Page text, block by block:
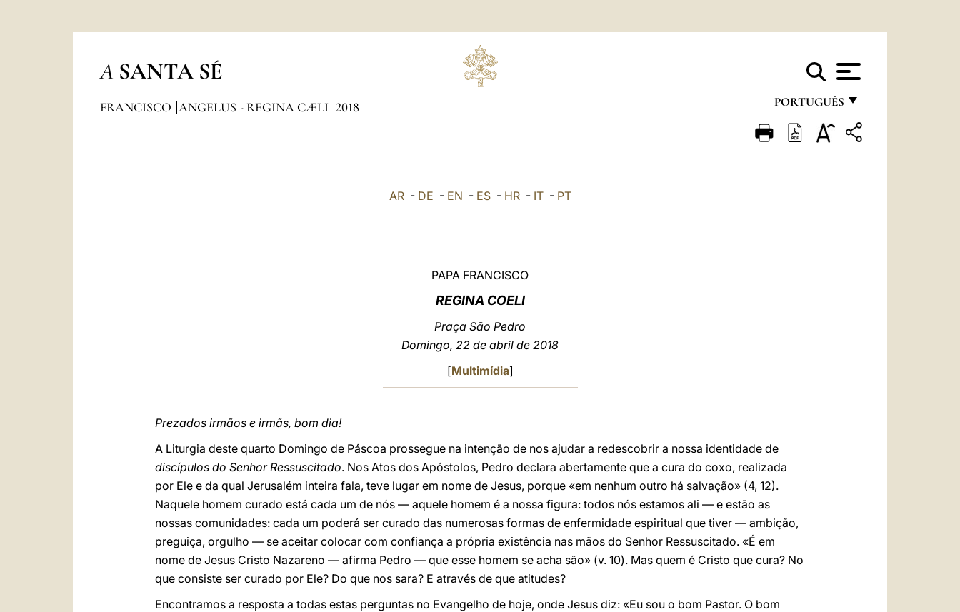
A SANTA SÉ
PORTUGUÊS
FRANÇAIS
FRANCISCO ANGELUS - REGINA CÆLI 2018
AR- DE - EN - ES- HR- IT- PT
PAPA FRANCISCO
REGINA COELI
Praça São Pedro
Domingo, 22 de abril de 2018
[Multimídia]
Prezados irmãos e irmãs, bom dia!
A Liturgia deste quarto Domingo de Páscoa prossegue na intenção de nos ajudar a redescobrir a nossa identidade de
discípulos do Senhor Ressuscitado. Nos Atos dos Apóstolos, Pedro declara abertamente que a cura do coxo, realizada
por Ele e da qual Jerusalém inteira fala, teve lugar em nome de Jesus, porque «em nenhum outro há salvação» (4, 12).
Naquele homem curado está cada um de nós — aquele homem é a nossa figura: todos nós estamos ali — e estão as
nossas comunidades: cada um poderá ser curado das numerosas formas de enfermidade espiritual que tiver — ambição,
preguiça, orgulho — se aceitar colocar com confiança a própria existência nas mãos do Senhor Ressuscitado. «É em
nome de Jesus Cristo Nazareno — afirma Pedro — que esse homem se acha são» (v. 10). Mas quem é Cristo que cura? No
que consiste ser curado por Ele? Do que nos sara? E através de que atitudes?
Encontramos a resposta a todas estas perguntas no Evangelho de hoje, onde Jesus diz: «Eu sou o bom Pastor. O bom